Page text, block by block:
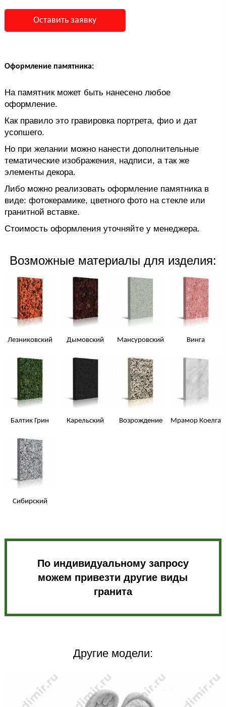
Оставить заявку
Оформление памятника:
На памятник может быть нанесено любое
оформление.
Как правило это гравировка портрета, фио и дат
усопшего.
Но при желании можно нанести дополнительные
тематические изображения, надписи, а так же
элементы декора.
Либо можно реализовать оформление памятника в
виде: фотокерамике, цветного фото на стекле или
гранитной вставке.
Стоимость оформления уточняйте у менеджера.
Возможные материалы для изделия:
Лезниковский Дымовский Мансуровский Винга
Балтик Грин Карельский Возрождение Мрамор Коелга
Сибирский
По индивидуальному запросу
можем привезти другие виды
гранита
Другие модели: